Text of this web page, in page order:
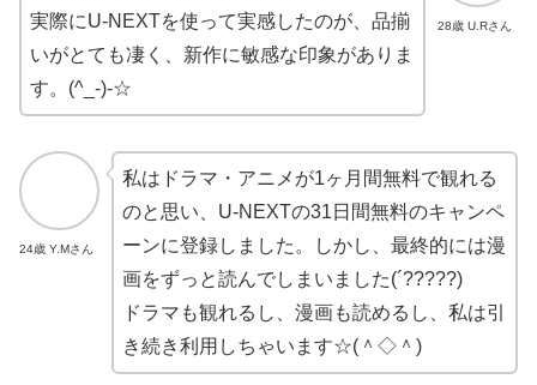
28歳 U.Rさん
実際にU-NEXTを使って実感したのが、品揃
いがとても凄く、新作に敏感な印象がありま
す。(^_-)-☆
24歳 Y.Mさん
私はドラマ・アニメが1ヶ月間無料で観れる
のと思い、U-NEXTの31日間無料のキャンペ
ーンに登録しました。しかし、最終的には漫
画をずっと読んでしまいました(´?????)
ドラマも観れるし、漫画も読めるし、私は引
き続き利用しちゃいます☆(＾◇＾)